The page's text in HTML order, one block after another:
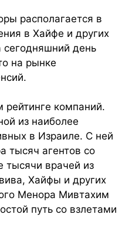
располагается в
в Хайфе и других
сегодняшний день
на рынке
компаний.
из наиболее
в Израиле. С ней
тысяч агентов со
тысячи врачей из
Хайфы и других
Менора Мивтахим
путь со взлетами